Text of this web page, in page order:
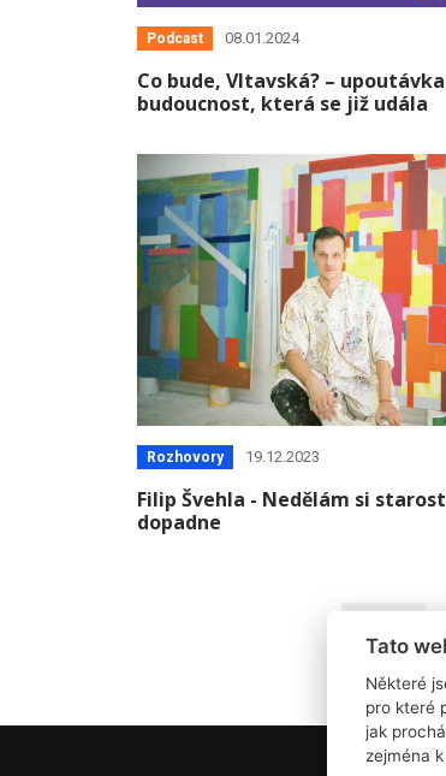
Podcast 08.01.2024
Co bude, Vltavská? –
budoucnost, která se již udála
Rozhovory 19.12.2023
Filip Švehla - Nedělám si
dopadne
Tato
Některé
pro které
jak
zejména